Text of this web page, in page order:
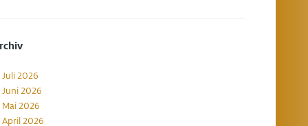
Juli 2026
Juni 2026
Mai 2026
April 2026